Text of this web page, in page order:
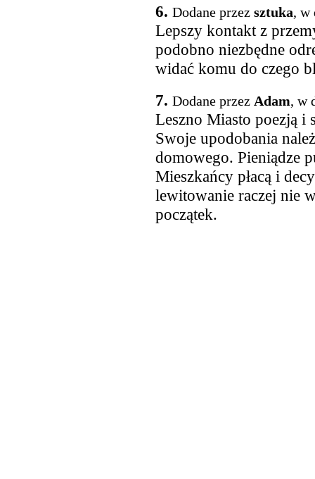
6. Dodane przez sztuka, w
Lepszy kontakt z
podobno niezbędne
widać komu do czego
7. Dodane przez Adam, w
Leszno Miasto poezją i
Swoje upodobania
domowego. Pieniądze
Mieszkańcy płacą i
lewitowanie raczej nie
początek.